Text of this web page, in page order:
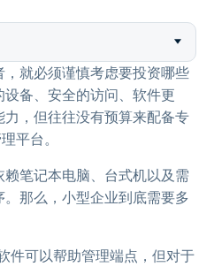
就必须谨慎考虑要投资哪些
备、安全的访问、软件更
，但往往没有预算来配备专
平台。
笔记本电脑、台式机以及需
那么，小型企业到底需要多
件可以帮助管理端点，但对于